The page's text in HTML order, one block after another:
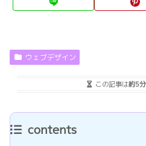
ウェブデザイン
この記事は約5分
contents